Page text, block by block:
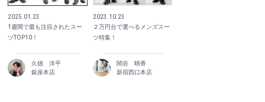
2025.01.23
1週間で最も注目されたスー
ツTOP10！
久徳 洋平
銀座本店
2023.10.23
２万円台で選べるメンズスー
ツ特集！
関谷 晴香
新宿西口本店